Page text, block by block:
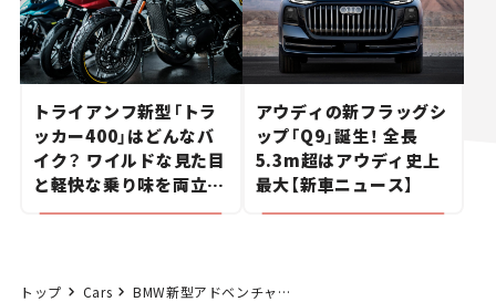
トライアンフ新型「トラ
ッカー400」はどんなバ
イク？ ワイルドな見た目
と軽快な乗り味を両立し
た400ccフラットトラッ
アウディの新フラッグシ
ップ「Q9」誕生！ 全長
5.3m超はアウディ史上
最大【新車ニュース】
トップ Cars BMW新型アドベンチャー「F450GS」が日本上陸！ 新システム搭載で発進・変速時などのクラッチ操作が不要に。3グレード展開で価格は96万円から【新車ニュース】